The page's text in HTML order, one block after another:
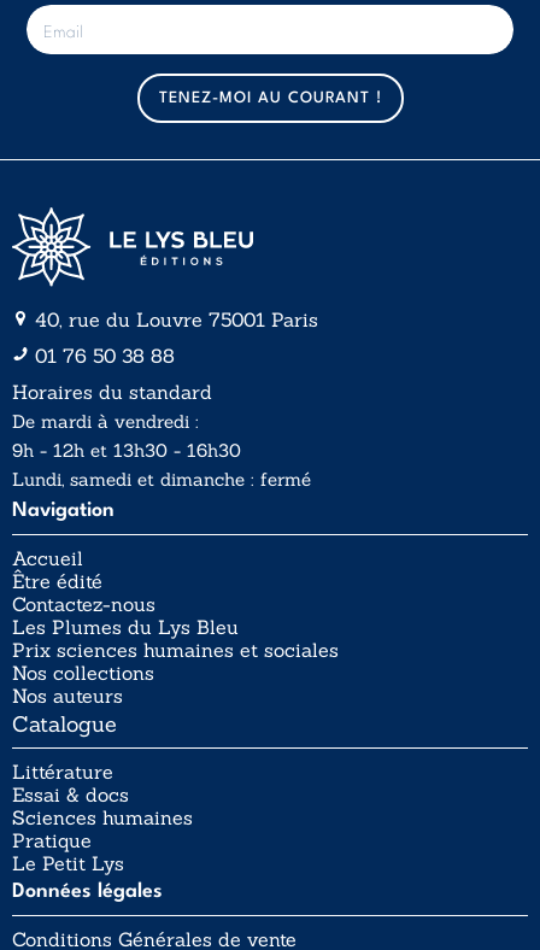
E
-
m
TENEZ-MOI AU COURANT !
40, rue du Louvre 75001 Paris
01 76 50 38 88
Horaires du standard
De mardi à vendredi :
9h - 12h et 13h30 - 16h30
Lundi, samedi et dimanche : fermé
Navigation
Accueil
Être édité
Contactez-nous
Les Plumes du Lys Bleu
Prix sciences humaines et sociales
Nos collections
Nos auteurs
Catalogue
Littérature
Essai & docs
Sciences humaines
Pratique
Le Petit Lys
Données légales
Conditions Générales de vente